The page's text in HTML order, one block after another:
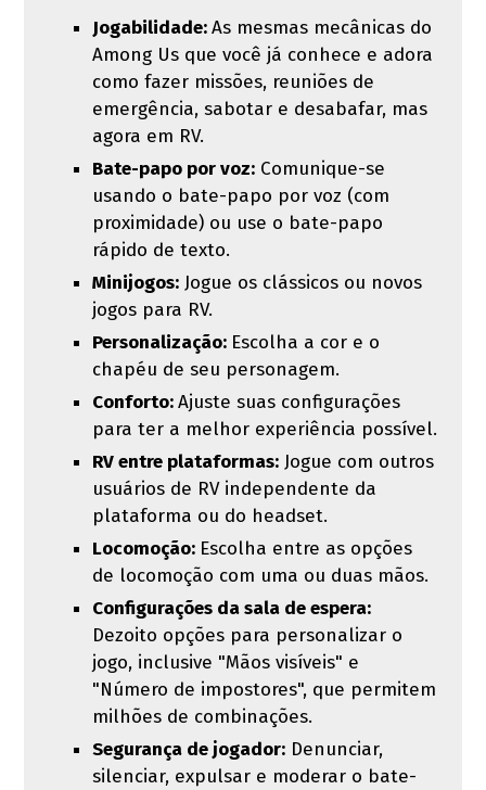
Jogabilidade:As mesmas mecânicas do
Among Us que você já conhece e adora
como fazer missões, reuniões de
emergência, sabotar e desabafar, mas
agora em RV.
Bate-papo por voz:Comunique-se
usando o bate-papo por voz (com
proximidade) ou use o bate-papo
rápido de texto.
Minijogos:Jogue os clássicos ou novos
jogos para RV.
Personalização: Escolha a cor e o
chapéu de seu personagem.
Conforto:Ajuste suas configurações
para ter a melhor experiência possível.
RV entre plataformas:Jogue com outros
usuários de RV independente da
plataforma ou do headset.
Locomoção: Escolha entre as opções
de locomoção com uma ou duas mãos.
Configurações da sala de espera:
Dezoito opções para personalizar o
jogo, inclusive "Mãos visíveis" e
"Número de impostores", que permitem
milhões de combinações.
Segurança de jogador:Denunciar,
silenciar, expulsar e moderar o bate-